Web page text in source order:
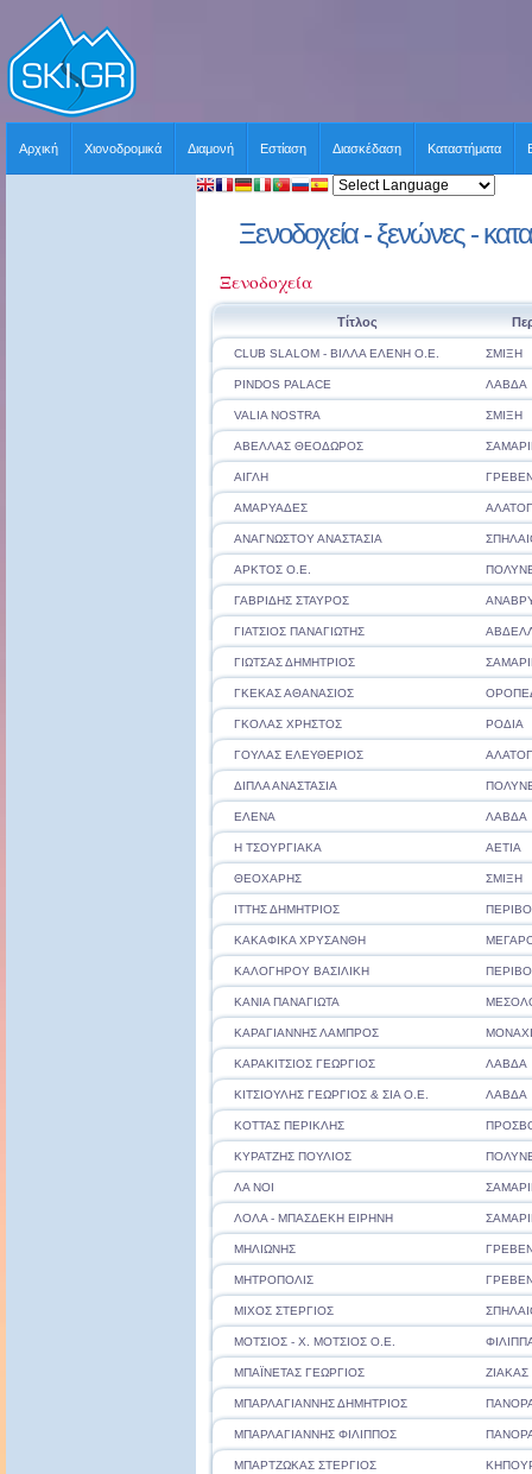
Αρχική Χιονοδρομικά Διαμονή Εστίαση Διασκέδαση Καταστήματα
Ξενοδοχεία - ξενώνες -
Ξενοδοχεία
Τίτλος
CLUB SLALOM - ΒΙΛΛΑ ΕΛΕΝΗ Ο.Ε. ΣΜΙΞΗ
PINDOS PALACE ΛΑΒΔΑ
VALIA NOSTRA ΣΜΙΞΗ
ΑΒΕΛΛΑΣ ΘΕΟΔΩΡΟΣ
ΑΙΓΛΗ
ΑΜΑΡΥΑΔΕΣ
ΑΝΑΓΝΩΣΤΟΥ ΑΝΑΣΤΑΣΙΑ
ΑΡΚΤΟΣ Ο.Ε.
ΓΑΒΡΙΔΗΣ ΣΤΑΥΡΟΣ
ΓΙΑΤΣΙΟΣ ΠΑΝΑΓΙΩΤΗΣ
ΓΙΩΤΣΑΣ ΔΗΜΗΤΡΙΟΣ
ΓΚΕΚΑΣ ΑΘΑΝΑΣΙΟΣ
ΓΚΟΛΑΣ ΧΡΗΣΤΟΣ ΡΟΔΙΑ
ΓΟΥΛΑΣ ΕΛΕΥΘΕΡΙΟΣ
ΔΙΠΛΑ ΑΝΑΣΤΑΣΙΑ
ΕΛΕΝΑ ΛΑΒΔΑ
Η ΤΣΟΥΡΓΙΑΚΑ ΑΕΤΙΑ
ΘΕΟΧΑΡΗΣ ΣΜΙΞΗ
ΙΤΤΗΣ ΔΗΜΗΤΡΙΟΣ
ΚΑΚΑΦΙΚΑ ΧΡΥΣΑΝΘΗ
ΚΑΛΟΓΗΡΟΥ ΒΑΣΙΛΙΚΗ
ΚΑΝΙΑ ΠΑΝΑΓΙΩΤΑ
ΚΑΡΑΓΙΑΝΝΗΣ ΛΑΜΠΡΟΣ
ΚΑΡΑΚΙΤΣΙΟΣ ΓΕΩΡΓΙΟΣ ΛΑΒΔΑ
ΚΙΤΣΙΟΥΛΗΣ ΓΕΩΡΓΙΟΣ & ΣΙΑ Ο.Ε. ΛΑΒΔΑ
ΚΟΤΤΑΣ ΠΕΡΙΚΛΗΣ
ΚΥΡΑΤΖΗΣ ΠΟΥΛΙΟΣ
ΛΑ ΝΟΙ
ΛΟΛΑ - ΜΠΑΣΔΕΚΗ ΕΙΡΗΝΗ
ΜΗΛΙΩΝΗΣ
ΜΗΤΡΟΠΟΛΙΣ
ΜΙΧΟΣ ΣΤΕΡΓΙΟΣ
ΜΟΤΣΙΟΣ - Χ. ΜΟΤΣΙΟΣ Ο.Ε.
ΜΠΑΪΝΕΤΑΣ ΓΕΩΡΓΙΟΣ ΖΙΑΚΑΣ
ΜΠΑΡΛΑΓΙΑΝΝΗΣ ΔΗΜΗΤΡΙΟΣ
ΜΠΑΡΛΑΓΙΑΝΝΗΣ ΦΙΛΙΠΠΟΣ
ΜΠΑΡΤΖΩΚΑΣ ΣΤΕΡΓΙΟΣ